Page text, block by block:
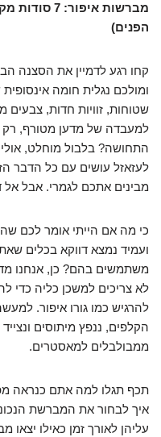
מברשות
הפנים)
קחו רגע לדמיין את הסצנה
ומולכם נגלית חומה
שטוחות, זוויות חדות, צבעים
למעבדה של מדען מטורף, רק
התחושה? בלבול מוחלט,
לעזאזל עושים עם כל הדבר
מבינים אתכם לגמרי. אבל
כי מה אם הייתי אומר לכם
ועמיד נמצא דווקא בכלים
משתמשים בהם? כן, אנחנו
לא צריכים למשכן כליה כדי
להרגיש כמו גורו איפור.
הקלפים, ננפץ מיתוסים
ממבולבלים למאסטרים.
תכף תגלו למה אתם כנראה
איך לבחור את המברשת
עליהן לאורך זמן כאילו